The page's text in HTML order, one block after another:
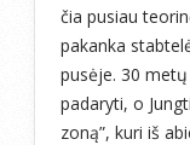
čia pusiau
pakanka
pusėje. 30
padaryti, o
zoną”, kuri iš